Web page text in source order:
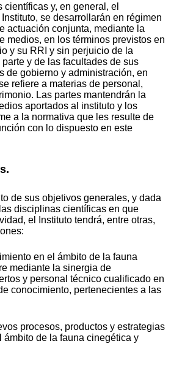
y, en general, el
se desarrollarán en régimen
actuación conjunta, mediante la
medios, en los términos previstos en
y su RRI y sin perjuicio de la
y de las facultades de sus
de gobierno y administración, en
refiere a materias de personal,
Las partes mantendrán la
aportados al instituto y los
a la normativa que les resulte de
con lo dispuesto en este
de sus objetivos generales, y dada
disciplinas científicas en que
el Instituto tendrá, entre otras,
en el ámbito de la fauna
mediante la sinergia de
y personal técnico cualificado en
conocimiento, pertenecientes a las
procesos, productos y estrategias
ámbito de la fauna cinegética y